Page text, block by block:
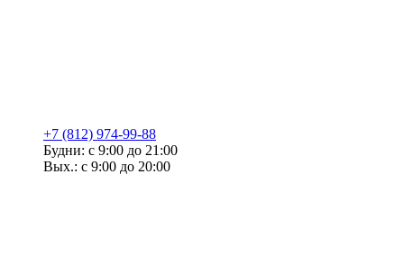
+7 (812) 974-99-88
Будни: с 9:00 до 21:00
Вых.: с 9:00 до 20:00